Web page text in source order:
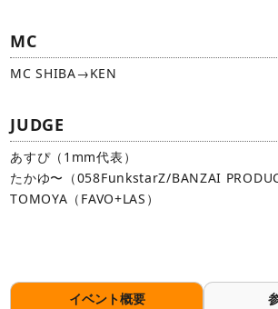
MC
MC SHIBA→KEN
JUDGE
あすぴ（1mm代表）
たかゆ〜（058FunkstarZ/BANZAI
TOMOYA（FAVO+LAS）
イベント概要